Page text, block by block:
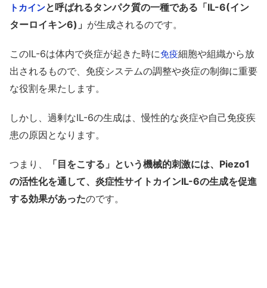
トカインと呼ばれるタンパク質の一種である「IL-6(イン
ターロイキン6)」 が生成されるのです。
このIL-6は体内で炎症が起きた時に免疫細胞や組織から放
出されるもので、免疫システムの調整や炎症の制御に重要
な役割を果たします。
しかし、過剰なIL-6の生成は、慢性的な炎症や自己免疫疾
患の原因となります。
つまり、
「目をこする」という機械的刺激には、Piezo1
の活性化を通して、炎症性サイトカインIL-6の生成を促進
する効果があったのです。